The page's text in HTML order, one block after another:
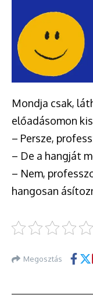
Mondja csak,
előadásomon
– Persze,
– De a hangját
– Nem,
hangosan
Megosztás